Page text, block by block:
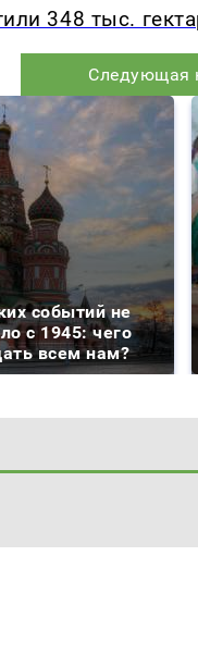
348 тыс.
Следующая
событий не
с 1945: чего
всем нам?